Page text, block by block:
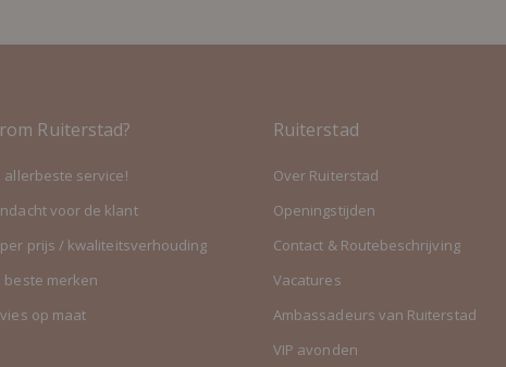
Ruiterstad?
allerbeste service!
voor de klant
prijs / kwaliteitsverhouding
beste merken
op maat
Ruiterstad
Over Ruiterstad
Openingstijden
Contact & Routebeschrijving
Vacatures
Ambassadeurs van Ruiterstad
VIP avonden